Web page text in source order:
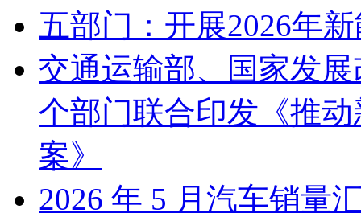
五部门：开展2026年
交通运输部、国家发
个部门联合印发《推
案》
2026 年 5 月汽车销量